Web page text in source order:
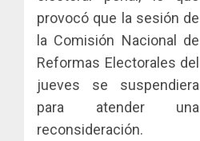
provocó que la sesión de
la Comisión Nacional de
Reformas Electorales del
jueves se suspendiera
para atender una
reconsideración.